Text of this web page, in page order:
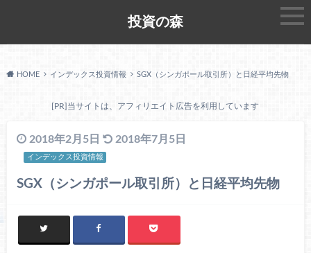
投資の森
HOME インデックス投資情報 SGX（シンガポール取引所）と日経平均先物
[PR]当サイトは、アフィリエイト広告を利用しています
2018年2月5日 2018年7月5日
インデックス投資情報
SGX（シンガポール取引所）と日経平均先物